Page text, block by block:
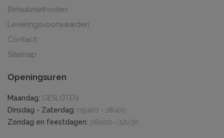
Betaalmethoden
Leveringsvoorwaarden
Contact
Sitemap
Openingsuren
Maandag: GESLOTEN
Dinsdag - Zaterdag: 09u00 - 18u00
Zondag en feestdagen: 08u00 - 12u30